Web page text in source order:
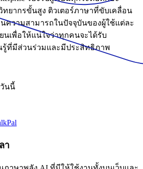
ทยากรขั้นสูง ติวเตอร์ภาษาที่ขับเคลื่อน
นความสามารถในปัจจุบันของผู้ใช้แต่ละ
นเพื่อให้แน่ใจว่าทุกคนจะได้รับ
รู้ที่มีส่วนร่วมและมีประสิทธิภาพ
วันนี้
า